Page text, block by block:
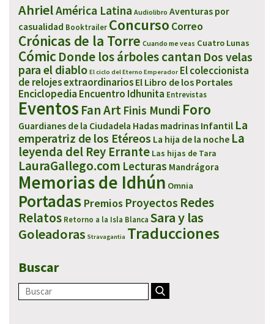
AhrielAmérica Latina Audiolibro Aventuras por
casualidad Booktrailer Concurso Correo
Crónicas de la Torre Cuando me veas Cuatro Lunas
Cómic Donde los árboles cantan Dos velas
para el diablo El ciclo del Eterno Emperador El coleccionista
de relojes extraordinarios El Libro de los Portales
Enciclopedia Encuentro Idhunita Entrevistas
Eventos Fan Art Finis Mundi Foro
Guardianes de la Ciudadela Hadas madrinas Infantil La
emperatriz de los Etéreos La hija de la noche La
leyenda del Rey Errante Las hijas de Tara
LauraGallego.com Lecturas Mandrágora
Memorias de Idhún Omnia
Portadas Premios Proyectos Redes
Relatos Retorno a la Isla Blanca Sara y las
Goleadoras Stravagantia Traducciones
Buscar